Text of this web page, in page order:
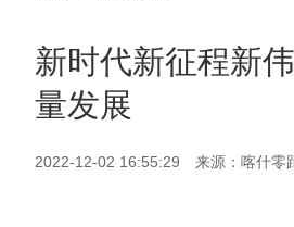
新时代新征程新
量发展
2022-12-02 16:55:29 来源：喀什零